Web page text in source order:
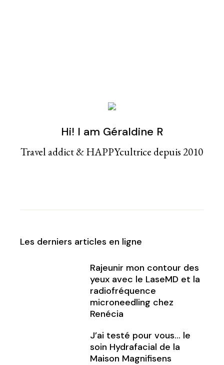
Hi! I am Géraldine R
Travel addict & HAPPYcultrice depuis 2010
Les derniers articles en ligne
Rajeunir mon contour des
yeux avec le LaseMD et la
radiofréquence
microneedling chez
Renécia
J’ai testé pour vous… le
soin Hydrafacial de la
Maison Magnifisens